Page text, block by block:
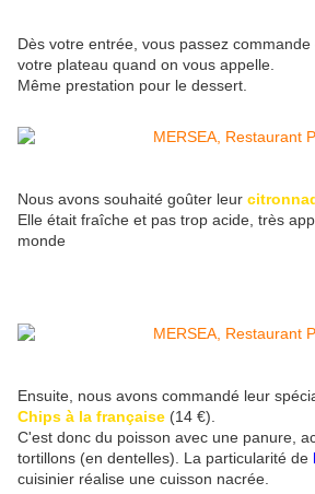
Dès votre entrée, vous passez
votre plateau quand on vous appelle.
Même prestation pour le dessert.
Nous avons souhaité goûter leur
Elle était fraîche et pas trop acide, très
monde
Ensuite, nous avons commandé leur
Chips à la française (14 €).
C'est donc du poisson avec une panure,
tortillons (en dentelles). La particularité de
cuisinier réalise une cuisson nacrée.